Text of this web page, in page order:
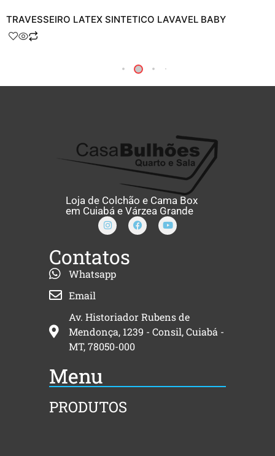
TRAVESSEIRO LATEX SINTETICO LAVAVEL BABY
Loja de Colchão e Cama Box
em Cuiabá e Várzea Grande
Contatos
Whatsapp
Email
Av. Historiador Rubens de
Mendonça, 1239 - Consil, Cuiabá -
MT, 78050-000
Menu
PRODUTOS